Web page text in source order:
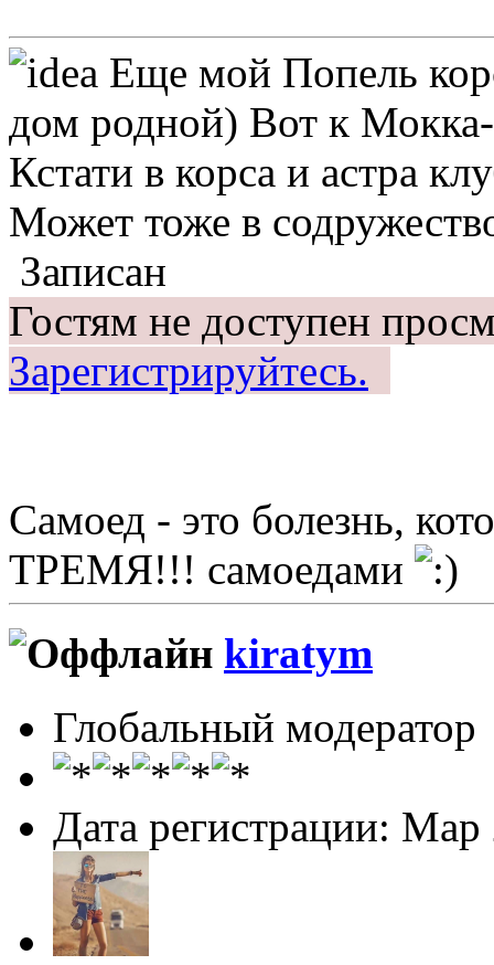
Еще мой Попель
дом родной) Вот к
Кстати в корса и астра
Может тоже в
Записан
Гостям не доступен
Зарегистрируйтесь.
Самоед - это болезнь,
ТРЕМЯ!!! самоедами
kiratym
Глобальный модератор
Дата регистрации: Мар